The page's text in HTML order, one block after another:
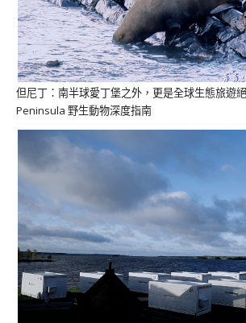
但尼丁：南半球愛丁堡之外，更是全球生態旅遊
Peninsula 野生動物深度指南